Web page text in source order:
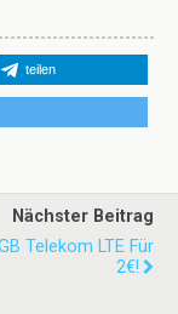
teilen
Nächster Beitrag
Telekom LTE Für
2€!